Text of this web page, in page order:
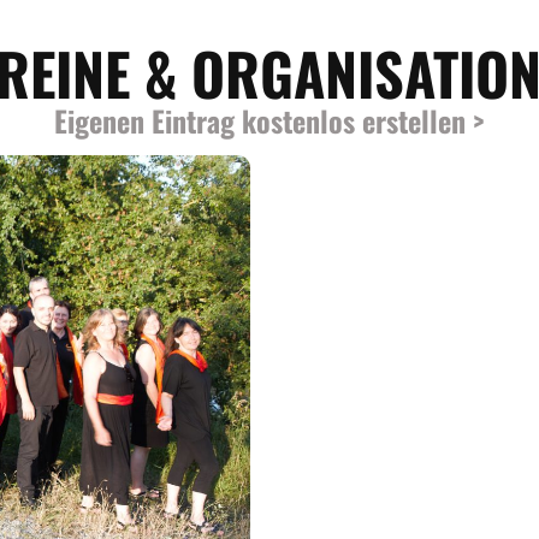
&
Eigenen Eintrag kostenlos erstellen >